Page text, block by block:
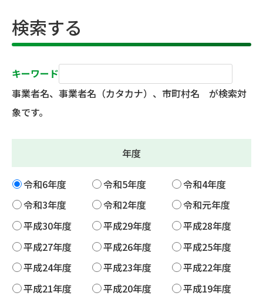
検索する
キーワード
事業者名、事業者名（カタカナ）、市町村名 が検索対
象です。
年度
令和6年度 令和5年度
令和4年度
令和3年度
令和2年度
令和元年度
平成30年度
平成29年度
平成28年度
平成27年度
平成26年度
平成25年度
平成24年度
平成23年度
平成22年度
平成21年度
平成20年度
平成19年度